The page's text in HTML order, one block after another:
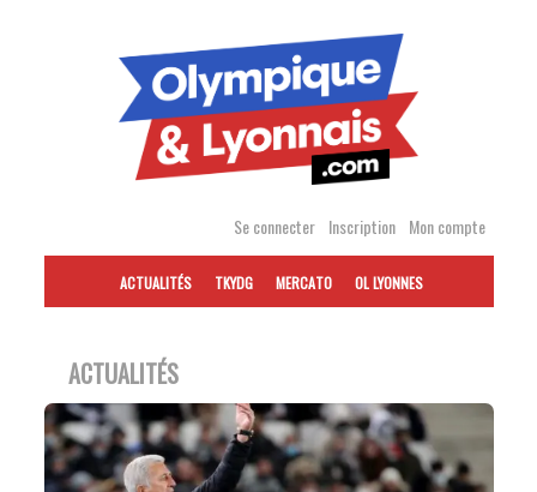
Se connecter Inscription Mon compte
ACTUALITÉS TKYDG MERCATO OL LYONNES
ACTUALITÉS